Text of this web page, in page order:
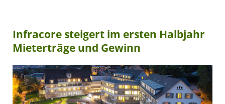
Infracore steigert im ersten Halbjahr
Mieterträge und Gewinn